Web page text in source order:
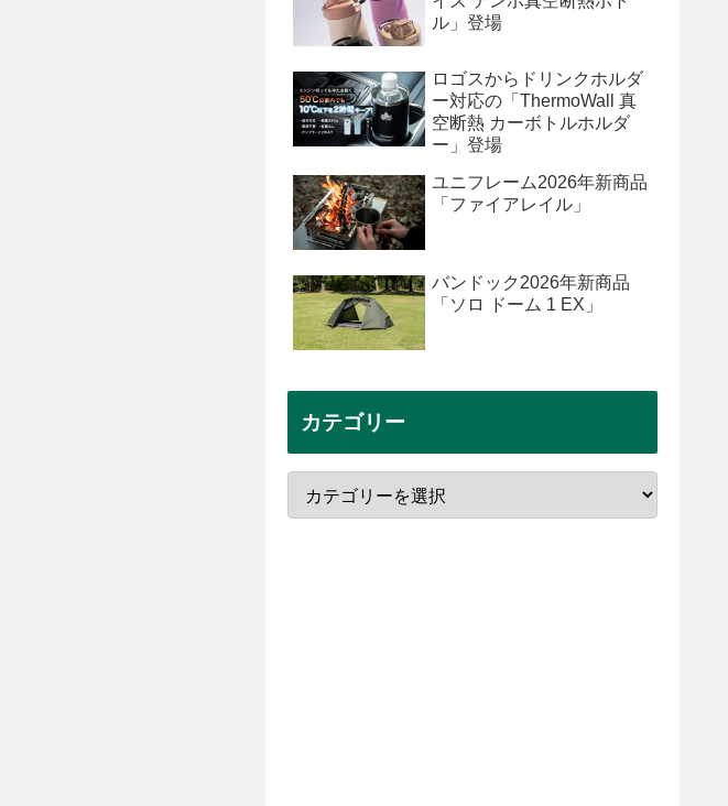
ル」登場
ロゴスからドリンクホルダ
ー対応の「ThermoWall 真
空断熱 カーボトルホルダ
ー」登場
ユニフレーム2026年新商品
「ファイアレイル」
バンドック2026年新商品
「ソロ ドーム 1 EX」
カテゴリー